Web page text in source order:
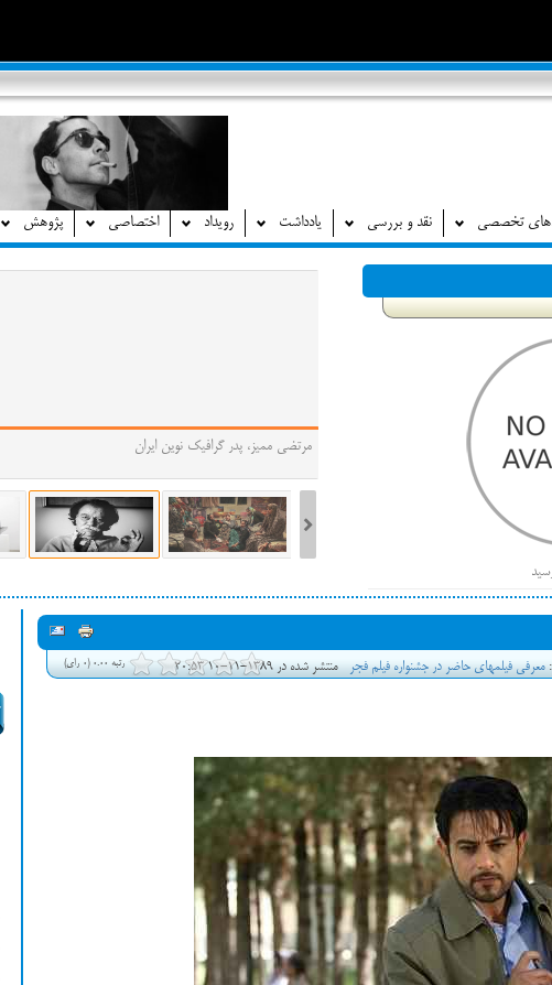
تخصصی نقد و بررسی یادداشت رویداد اختصاصی پژوهش
فهرست فیلم‌های بخش مسابقه جشنواره فیلم ونیز ۲۰۲۲ مشخص شد، سهم پررنگ
از جشنواره کن، راه برای مستقل‌ها
مرتضی ممیز، پدر گرافیک نوین ایران
رتبه 0.00 (0 رای) معرفی فیلم‎های حاضر در جشنواره فیلم فجر منتشر شده در 1389-11-10 20:53